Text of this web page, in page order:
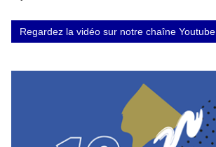
Regardez la vidéo sur notre chaîne Youtube.